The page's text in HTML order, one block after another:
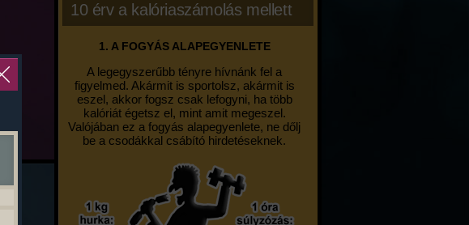
10 érv a kalóriaszámolás mellett
1. A FOGYÁS ALAPEGYENLETE
A legegyszerűbb tényre hívnánk fel a
figyelmed. Akármit is sportolsz, akármit is
eszel, akkor fogsz csak lefogyni, ha több
kalóriát égetsz el, mint amit megeszel.
Valójában ez a fogyás alapegyenlete, ne dőlj
be a csodákkal csábító hirdetéseknek.